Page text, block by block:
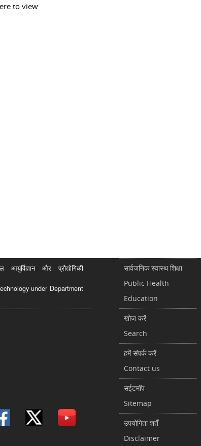
to view
और प्रौद्योगिकी
under Department
सार्वजनिक स्वास्थ शिक्षा
Public Health
Education
खोज करें
Search
हमें संपर्क करें
Contact us
सईटमॉप
Sitemap
उपयोगिता शर्तें
Disclaimer